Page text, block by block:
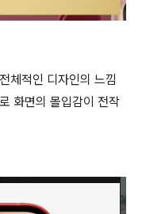
체적인 디자인의 느낌
화면의 몰입감이 전작